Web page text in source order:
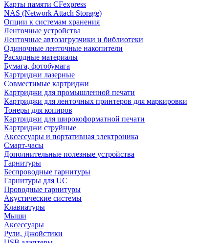
Карты памяти CFexpress
NAS (Network Attach Storage)
Опции к системам хранения
Ленточные устройства
Ленточные автозагрузчики и библиотеки
Одиночные ленточные накопители
Расходные материалы
Бумага, фотобумага
Картриджи лазерные
Совместимые картриджи
Картриджи для промышленной печати
Картриджи для ленточных принтеров для маркировки
Тонеры для копиров
Картриджи для широкоформатной печати
Картриджи струйные
Аксессуары и портативная электроника
Смарт-часы
Дополнительные полезные устройства
Гарнитуры
Беспроводные гарнитуры
Гарнитуры для UC
Проводные гарнитуры
Акустические системы
Клавиатуры
Мыши
Аксессуары
Рули, Джойстики